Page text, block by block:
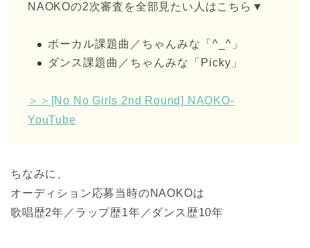
NAOKOの2次審査を全部見たい人はこちら▼
ボーカル課題曲／ちゃんみな「^_^」
ダンス課題曲／ちゃんみな「Picky」
＞＞[No No Girls 2nd Round] NAOKO-
YouTube
ちなみに、
オーディション応募当時のNAOKOは
歌唱歴2年／ラップ歴1年／ダンス歴10年